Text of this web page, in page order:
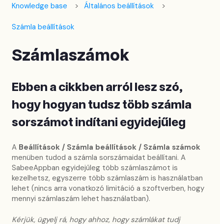
Knowledge base Általános beállítások
Számla beállítások
Számlaszámok
Ebben a cikkben arról lesz szó,
hogy hogyan tudsz több számla
sorszámot indítani egyidejűleg
A Beállítások / Számla beállítások / Számla számok
menüben tudod a számla sorszámaidat beállítani. A
SabeeAppban egyidejűleg több számlaszámot is
kezelhetsz, egyszerre több számlaszám is használatban
lehet (nincs arra vonatkozó limitáció a szoftverben, hogy
mennyi számlaszám lehet használatban).
Kérjük, ügyelj rá, hogy ahhoz, hogy számlákat tudj